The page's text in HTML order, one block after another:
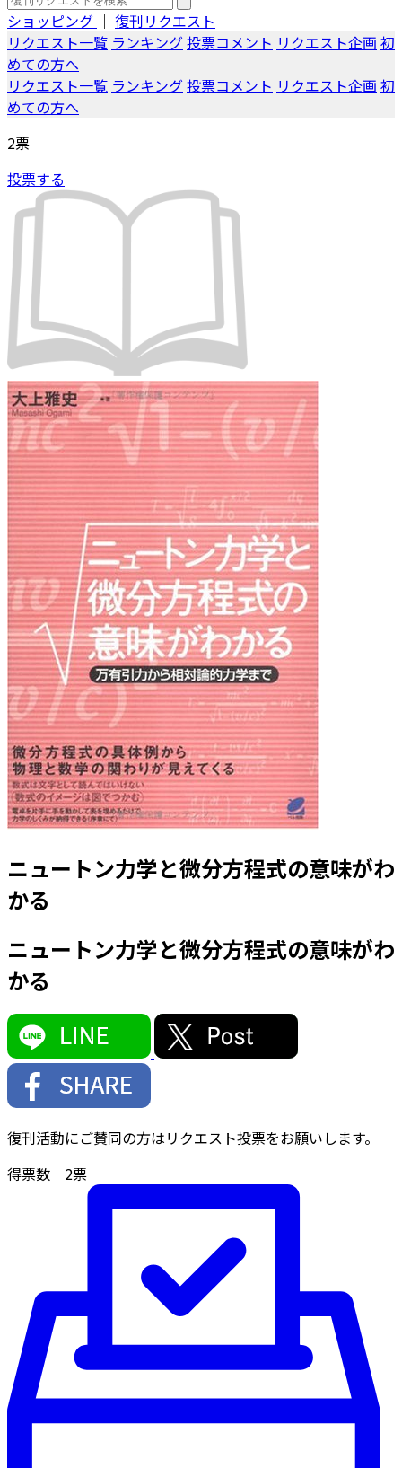
ショッピング ｜ 復刊リクエスト
リクエスト一覧 ランキング投票コメント リクエスト企画 初
めての方へ
リクエスト一覧 ランキング投票コメント リクエスト企画 初
めての方へ
2票
投票する
ニュートン力学と微分方程式の意味がわ
かる
ニュートン力学と微分方程式の意味がわ
かる
復刊活動にご賛同の方はリクエスト投票をお願いします。
得票数 2票